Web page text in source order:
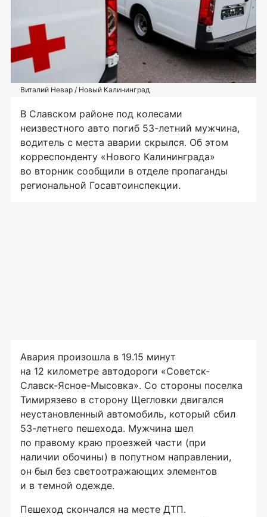
Виталий Невар / Новый Калининград
В Славском районе под колесами
неизвестного авто погиб 53-летний мужчина,
водитель с места аварии скрылся. Об этом
корреспонденту «Нового Калининграда»
во вторник сообщили в отделе пропаганды
региональной Госавтоинспекции.
Авария произошла в 19.15 минут
на 12 километре автодороги «Советск-
Славск-Ясное-Мысовка». Со стороны поселка
Тимирязево в сторону Щегловки двигался
неустановленный автомобиль, который сбил
53-летнего пешехода. Мужчина шел
по правому краю проезжей части (при
наличии обочины) в попутном направлении,
он был без светоотражающих элементов
и в темной одежде.
Пешеход скончался на месте ДТП.